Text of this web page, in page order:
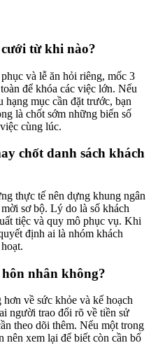
từ khi nào?
và lễ ăn hỏi riêng, mốc 3
để khóa các việc lớn. Nếu
hạng mục cần đặt trước, bạn
là chốt sớm những biến số
cùng lúc.
chốt danh sách khách
thực tế nên dựng khung ngân
sơ bộ. Lý do là số khách
tiệc và quy mô phục vụ. Khi
định ai là nhóm khách
nhân không?
về sức khỏe và kế hoạch
người trao đổi rõ về tiền sử
theo dõi thêm. Nếu một trong
nên xem lại để biết còn cần bổ